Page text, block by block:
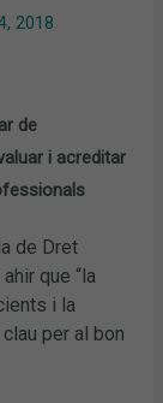
2018
de
i acreditar
de Dret
que “la
i la
per al bon